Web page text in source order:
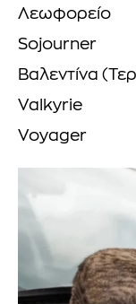
Λεωφορείο
Sojourner
Βαλεντίνα
Valkyrie
Voyager